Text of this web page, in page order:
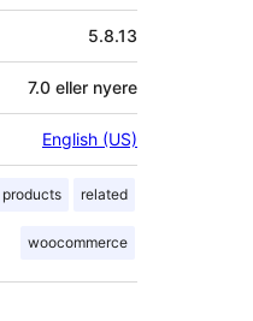
5.8.13
7.0 eller nyere
English (US)
products related
woocommerce